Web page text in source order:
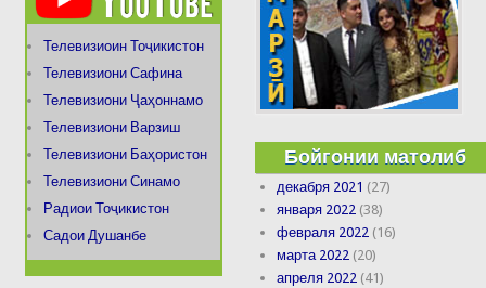
Телевизиоин Тоҷикистон
Телевизиони Сафина
Телевизиони Ҷаҳоннамо
Телевизиони Варзиш
Телевизиони Баҳористон
Телевизиони Синамо
Радиои Тоҷикистон
Садои Душанбе
Бойгонии матолиб
декабря 2021 (27)
января 2022 (38)
февраля 2022 (16)
марта 2022 (20)
апреля 2022 (41)